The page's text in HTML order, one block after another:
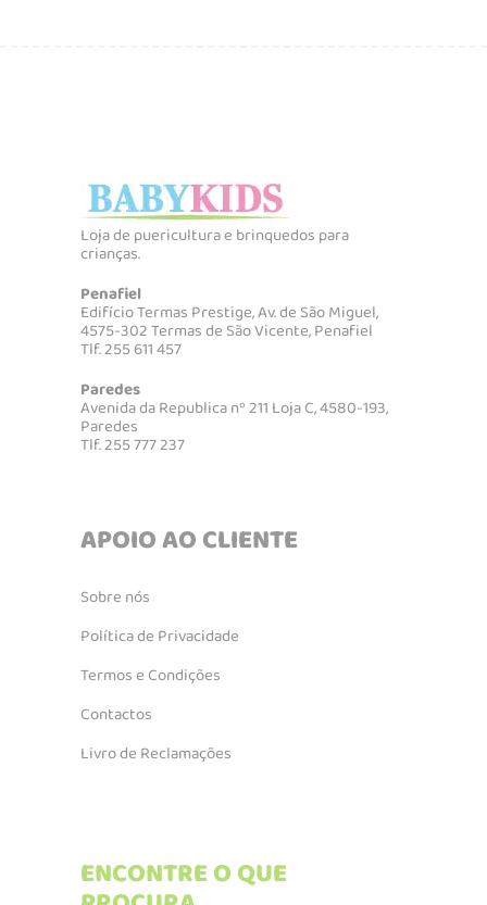
Loja de puericultura e brinquedos para
crianças.
Penafiel
Edifício Termas Prestige, Av. de São Miguel,
4575-302 Termas de São Vicente, Penafiel
Tlf. 255 611 457
Paredes
Avenida da Republica nº 211 Loja C, 4580-193,
Paredes
Tlf. 255 777 237
APOIO AO CLIENTE
Sobre nós
Política de Privacidade
Termos e Condições
Contactos
Livro de Reclamações
ENCONTRE O QUE